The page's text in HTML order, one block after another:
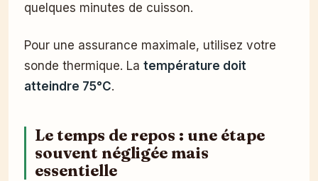
quelques minutes de cuisson.
Pour une assurance maximale, utilisez votre
sonde thermique. La température doit
atteindre 75°C.
Le temps de repos : une étape
souvent négligée mais
essentielle